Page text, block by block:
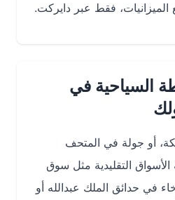
، فقط عبردايركت.
في
جولة في المتحف
التقليدية مثلسوق
حدائق الملك عبدالله أو